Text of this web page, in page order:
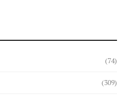
(74)
(309)